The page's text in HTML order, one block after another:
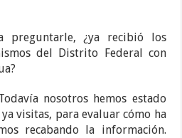
preguntarle, ¿ya recibió los
del Distrito Federal con
nosotros hemos estado
visitas, para evaluar cómo ha
recabando la información.